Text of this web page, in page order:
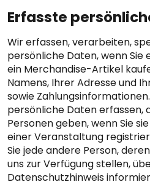
Erfasste
Wir erfassen, verarbeiten,
persönliche Daten, wenn Sie
ein Merchandise-Artikel
Namens, Ihrer Adresse und
sowie
persönliche Daten erfassen,
Personen geben, wenn Sie
einer Veranstaltung
Sie jede andere Person,
uns zur Verfügung stellen,
Datenschutzhinweis